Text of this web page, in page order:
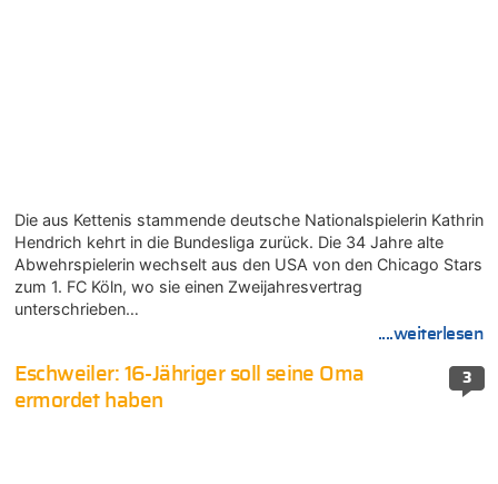
Die aus Kettenis stammende deutsche Nationalspielerin Kathrin
Hendrich kehrt in die Bundesliga zurück. Die 34 Jahre alte
Abwehrspielerin wechselt aus den USA von den Chicago Stars
zum 1. FC Köln, wo sie einen Zweijahresvertrag
unterschrieben…
....weiterlesen
3
Eschweiler: 16-Jähriger soll seine Oma
ermordet haben